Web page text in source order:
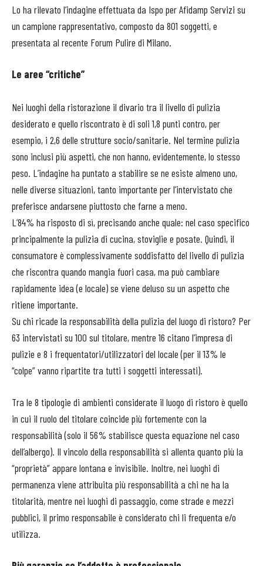
Lo ha rilevato l’indagine effettuata da Ispo per Afidamp Servizi su
un campione rappresentativo, composto da 801 soggetti, e
presentata al recente Forum Pulire di Milano.
Le aree “critiche”
Nei luoghi della ristorazione il divario tra il livello di pulizia
desiderato e quello riscontrato è di soli 1,8 punti contro, per
esempio, i 2,6 delle strutture socio/sanitarie. Nel termine pulizia
sono inclusi più aspetti, che non hanno, evidentemente, lo stesso
peso. L’indagine ha puntato a stabilire se ne esiste almeno uno,
nelle diverse situazioni, tanto importante per l’intervistato che
preferisce andarsene piuttosto che farne a meno.
L’84% ha risposto di sì, precisando anche quale: nel caso specifico
principalmente la pulizia di cucina, stoviglie e posate. Quindi, il
consumatore è complessivamente soddisfatto del livello di pulizia
che riscontra quando mangia fuori casa, ma può cambiare
rapidamente idea (e locale) se viene deluso su un aspetto che
ritiene importante.
Su chi ricade la responsabilità della pulizia del luogo di ristoro? Per
63 intervistati su 100 sul titolare, mentre 16 citano l’impresa di
pulizie e 8 i frequentatori/utilizzatori del locale (per il 13% le
“colpe” vanno ripartite tra tutti i soggetti interessati).
Tra le 8 tipologie di ambienti considerate il luogo di ristoro è quello
in cui il ruolo del titolare coincide più fortemente con la
responsabilità (solo il 56% stabilisce questa equazione nel caso
dell’albergo). Il vincolo della responsabilità si allenta quanto più la
“proprietà” appare lontana e invisibile. Inoltre, nei luoghi di
permanenza viene attribuita più responsabilità a chi ne ha la
titolarità, mentre nei luoghi di passaggio, come strade e mezzi
pubblici, il primo responsabile è considerato chi li frequenta e/o
utilizza.